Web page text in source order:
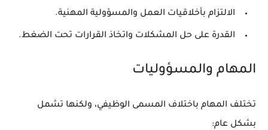
الالتزام بأخلاقيات العمل والمسؤولية المهنية.
القدرة على حل المشكلات واتخاذ القرارات تحت الضغط.
المهام والمسؤوليات
تختلف المهام باختلاف المسمى الوظيفي، ولكنها تشمل
بشكل عام: